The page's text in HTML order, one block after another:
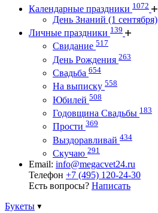
Календарные праздники 1072
День Знаний (1 сентября)
Личные праздники 139
Свидание 517
День Рождения 263
Свадьба 654
На выписку 558
Юбилей 508
Годовщина Свадьбы 183
Прости 369
Выздоравливай 434
Скучаю 291
Email: info@megacvet24.ru
Телефон +7 (495) 120-24-30
Есть вопросы? Написать
Букеты